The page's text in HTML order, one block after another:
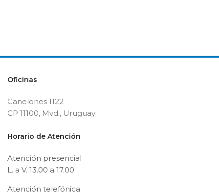
Oficinas
Canelones 1122
CP 11100, Mvd., Uruguay
Horario de Atención
Atención presencial
L. a V. 13.00 a 17.00
Atención telefónica